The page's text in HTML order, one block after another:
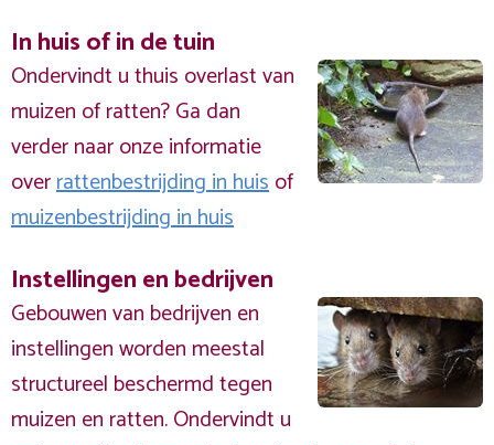
In huis of in de tuin
Ondervindt u thuis overlast van
muizen of ratten? Ga dan
verder naar onze informatie
overrattenbestrijding in huisof
muizenbestrijding in huis
Instellingen en bedrijven
Gebouwen van bedrijven en
instellingen worden meestal
structureel beschermd tegen
muizen en ratten. Ondervindt u